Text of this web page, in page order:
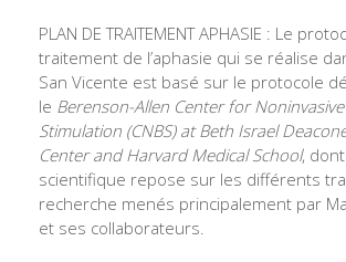
PLAN DE TRAITEMENT APHASIE : Le
traitement de l’aphasie qui se réalise
San Vicente est basé sur le protocole
le Berenson-Allen Center for
Stimulation (CNBS) at Beth Israel
Center and Harvard Medical School,
scientifique repose sur les différents
recherche menés principalement par
et ses collaborateurs.